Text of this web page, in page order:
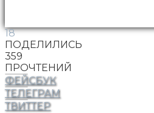
18
ПОДЕЛИЛИСЬ
359
ПРОЧТЕНИЙ
ФЕЙСБУК
ТЕЛЕГРАМ
ТВИТТЕР